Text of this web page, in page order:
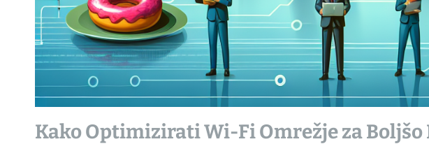
Kako Optimizirati Wi-Fi Omrežje za Boljšo